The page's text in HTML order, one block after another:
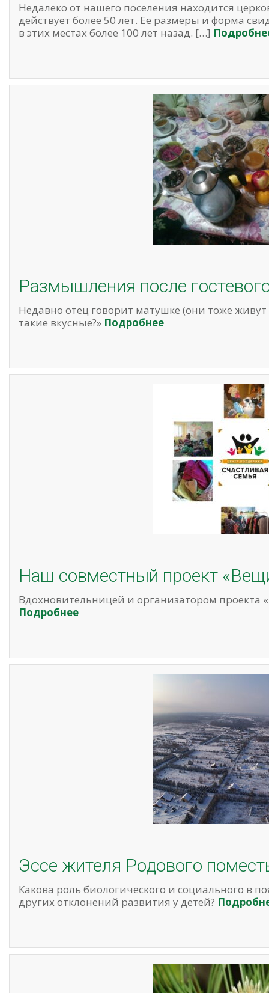
Недалеко от нашего поселения находится
действует более 50 лет. Её размеры и форма
в этих местах более 100 лет назад. […]
Размышления после
Недавно отец говорит матушке (они тоже
такие вкусные?» Подробнее
Наш совместный проект
Вдохновительницей и организатором
Подробнее
Эссе жителя Родового
Какова роль биологического и социального в
других отклонений развития у детей?